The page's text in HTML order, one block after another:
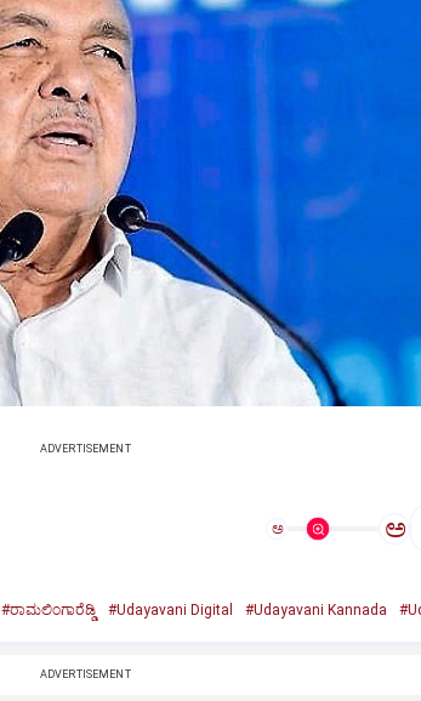
ADVERTISEMENT
ಅ ಅ
#ರಾಮಲಿಂಗಾರೆಡ್ಡಿ #Udayavani Digital #Udayavani Kannada
ADVERTISEMENT